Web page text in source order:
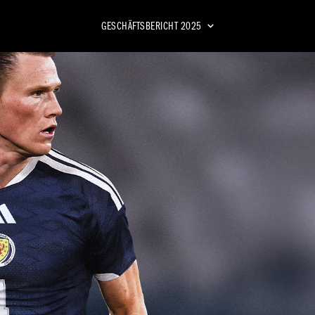
GESCHÄFTSBERICHT2025
– Ausblick
2025
2025
Geschäfts­bericht
2024